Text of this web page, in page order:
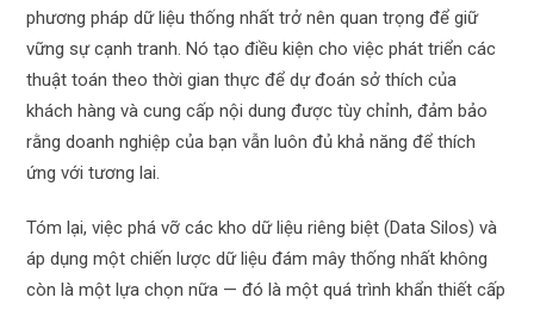
phương pháp dữ liệu thống nhất trở nên quan trọng để giữ
vững sự cạnh tranh. Nó tạo điều kiện cho việc phát triển các
thuật toán theo thời gian thực để dự đoán sở thích của
khách hàng và cung cấp nội dung được tùy chỉnh, đảm bảo
rằng doanh nghiệp của bạn vẫn luôn đủ khả năng để thích
ứng với tương lai.
Tóm lại, việc phá vỡ các kho dữ liệu riêng biệt (Data Silos) và
áp dụng một chiến lược dữ liệu đám mây thống nhất không
còn là một lựa chọn nữa — đó là một quá trình khẩn thiết cấp